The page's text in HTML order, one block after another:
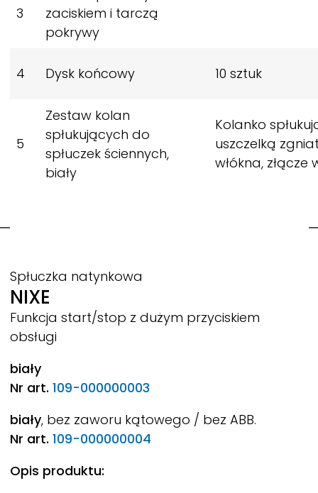
3
zaciskiem i tarczą
pokrywy
4 Dysk końcowy 10 sztuk
5
Zestaw kolan
spłukujących do
spłuczek ściennych,
biały
Kolanko
uszczelką
włókna, złącze
Spłuczka natynkowa
NIXE
Funkcja start/stop z dużym przyciskiem
obsługi
biały
Nr art. 109-000000003
biały, bez zaworu kątowego / bez ABB.
Nr art. 109-000000004
Opis produktu: